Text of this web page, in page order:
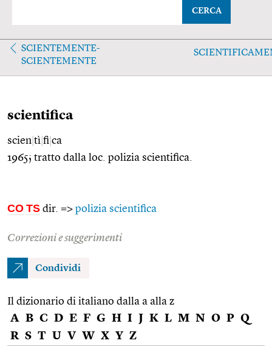
CERCA
SCIENTEMENTE-
SCIENTEMENTE
scientifica
scien tì fi ca
1965; tratto dalla loc. polizia scientifica.
CO TS dir. => polizia scientifica
Correzioni e suggerimenti
Condividi
Il dizionario di italiano dalla a alla z
A B C D E F G H I J K L M N O P Q
R S T U V W X Y Z